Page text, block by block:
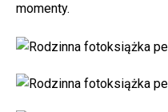
momenty.